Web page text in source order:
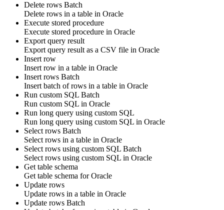
Delete rows Batch
Delete rows in a table in Oracle
Execute stored procedure
Execute stored procedure in Oracle
Export query result
Export query result as a CSV file in Oracle
Insert row
Insert row in a table in Oracle
Insert rows Batch
Insert batch of rows in a table in Oracle
Run custom SQL Batch
Run custom SQL in Oracle
Run long query using custom SQL
Run long query using custom SQL in Oracle
Select rows Batch
Select rows in a table in Oracle
Select rows using custom SQL Batch
Select rows using custom SQL in Oracle
Get table schema
Get table schema forOracle
Update rows
Update rows in a table in Oracle
Update rows Batch